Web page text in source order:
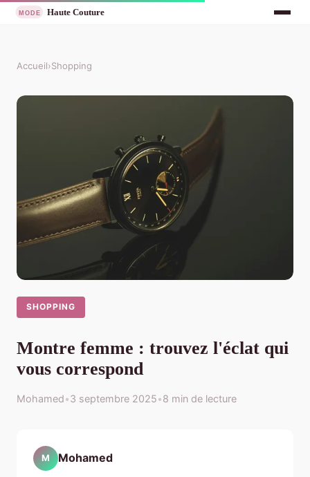
Accueil›Shopping
SHOPPING
Montre femme : trouvez l'éclat qui
vous correspond
Mohamed•3 septembre 2025•8 min de lecture
M Mohamed